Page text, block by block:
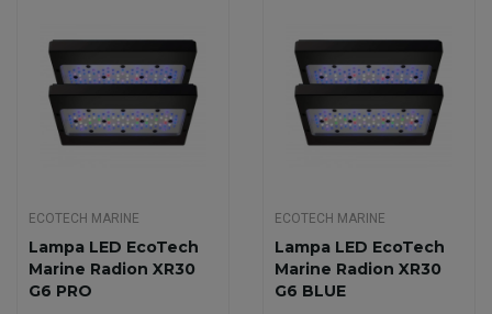
ECOTECH MARINE
Lampa LED EcoTech
Marine Radion XR30
G6 PRO
ECOTECH MARINE
Lampa LED EcoTech
Marine Radion XR30
G6 BLUE